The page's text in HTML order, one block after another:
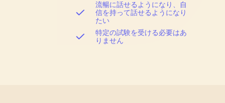
流暢に話せるようになり、自
信を持って話せるようになり
たい
特定の試験を受ける必要はあ
りません